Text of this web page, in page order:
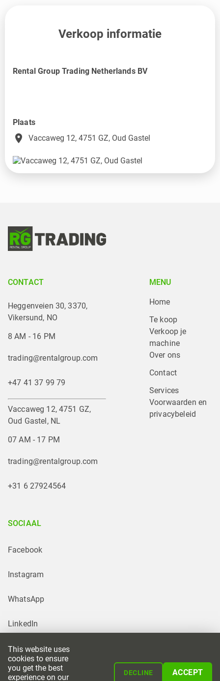
Verkoop informatie
Rental Group Trading Netherlands BV
Plaats
place Vaccaweg 12, 4751 GZ, Oud Gastel
CONTACT
Heggenveien 30, 3370,
Vikersund, NO
8 AM - 16 PM
trading@rentalgroup.com
+47 41 37 99 79
Vaccaweg 12, 4751 GZ,
Oud Gastel, NL
07 AM - 17 PM
trading@rentalgroup.com
+31 6 27924564
MENU
Home
Te koop
Verkoop je
machine
Over ons
Contact
Services
Voorwaarden en
privacybeleid
SOCIAAL
Facebook
Instagram
WhatsApp
LinkedIn
This website uses
cookies to ensure
you get the best
experience on our
DECLINE ACCEPT